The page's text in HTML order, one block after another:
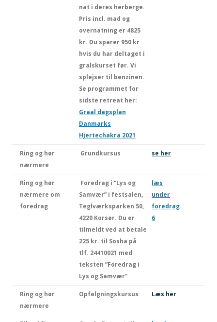
nat i deres herberge.
Pris incl. mad og
overnatning er 4825
kr. Du sparer 950 kr
hvis du har deltaget i
gralskurset før. Vi
splejser til benzinen.
Se programmet for
sidste retreat her:
Graal dagsplan
Danmarks
Hjertechakra 2021
Ring og hør
nærmere
Grundkursus se her
Ring og hør
nærmere om
foredrag
Foredrag i “Lys og
Samvær” i festsalen,
Teglværksparken 50,
4220 Korsør. Du er
tilmeldt ved at betale
225 kr. til Sosha på
tlf. 24410021 med
teksten ”Foredrag i
Lys og Samvær”
læs
under
foredrag
6
Ring og hør
nærmere
Opfølgningskursus Læs her